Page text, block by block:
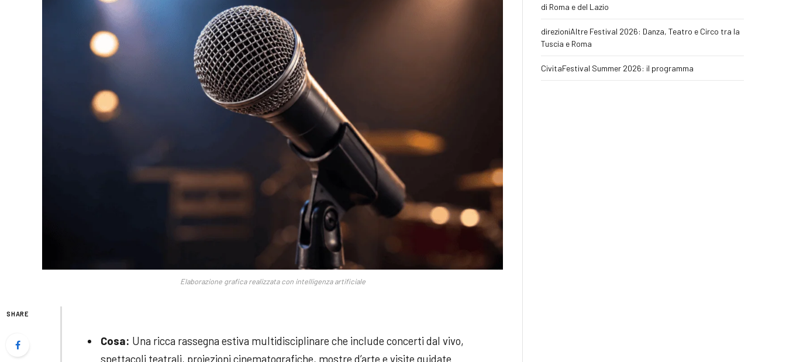
Elaborazione grafica realizzata con intelligenza artificiale
SHARE
Cosa: Una ricca rassegna estiva multidisciplinare che include concerti dal vivo,
spettacoli teatrali, proiezioni cinematografiche, mostre d’arte e visite guidate
di Roma e del Lazio
direzioniAltre Festival 2026: Danza, Teatro e Circo tra la
Tuscia e Roma
CivitaFestival Summer 2026: il programma